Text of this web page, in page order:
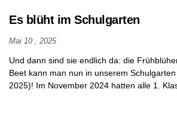
Es blüht im Schulgarten
Mai 10 , 2025
Und dann sind sie endlich da: die
Beet kann man nun in unserem
2025)! Im November 2024 hatten alle 1.